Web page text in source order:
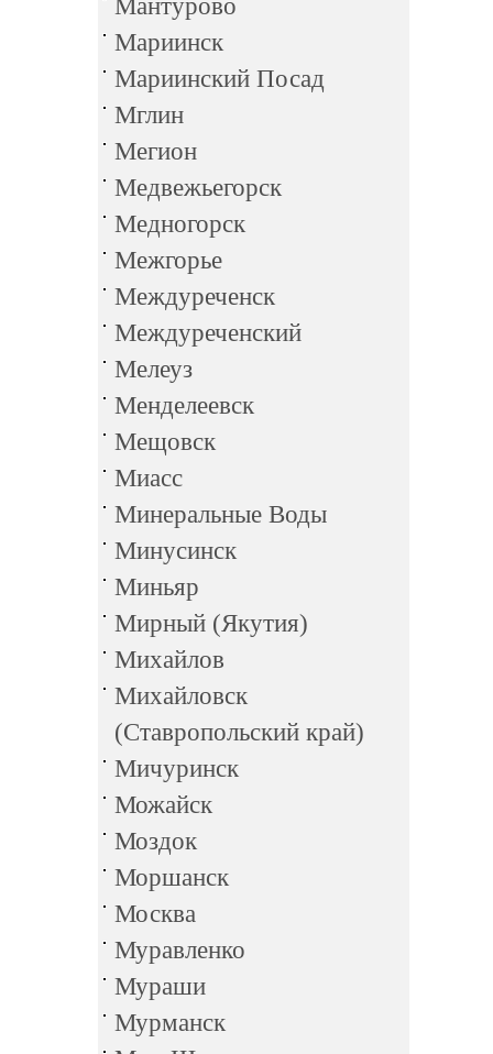
Мантурово
Мариинск
Мариинский Посад
Мглин
Мегион
Медвежьегорск
Медногорск
Межгорье
Междуреченск
Междуреченский
Мелеуз
Менделеевск
Мещовск
Миасс
Минеральные Воды
Минусинск
Миньяр
Мирный (Якутия)
Михайлов
Михайловск
(Ставропольский край)
Мичуринск
Можайск
Моздок
Моршанск
Москва
Муравленко
Мураши
Мурманск